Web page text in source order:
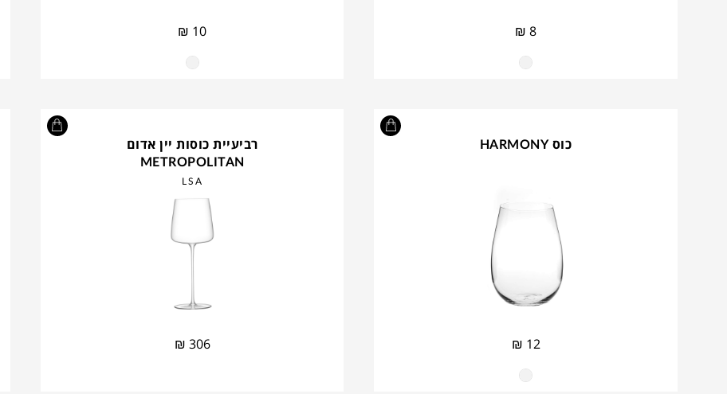
₪ 8
₪ 10
כוס HARMONY
₪ 12
רביעיית כוסות יין אדום
METROPOLITAN
LSA
₪ 306